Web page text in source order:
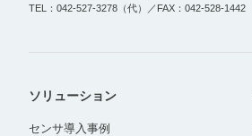
TEL：042-527-3278（代）／FAX：042-528-1442
ソリューション
センサ導入事例